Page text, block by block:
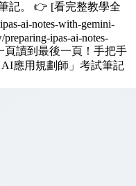
記。 👉 [看完整教學全
ai-notes-with-gemini-
ipas-ai-notes-
頁讀到最後一頁！手把手
AI應用規劃師」考試筆記